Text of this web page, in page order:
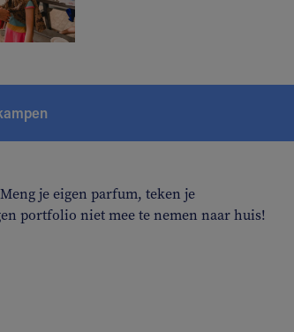
je eigen parfum, teken je
portfolio niet mee te nemen naar huis!